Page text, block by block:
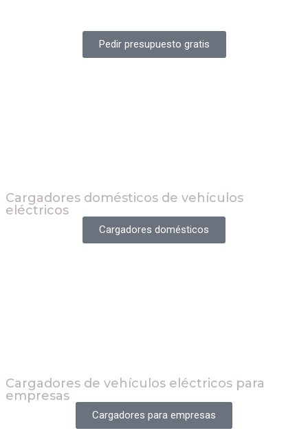
Pedir presupuesto gratis
Cargadores domésticos de vehículos
eléctricos
Cargadores domésticos
Cargadores de vehículos eléctricos para
empresas
Cargadores para empresas